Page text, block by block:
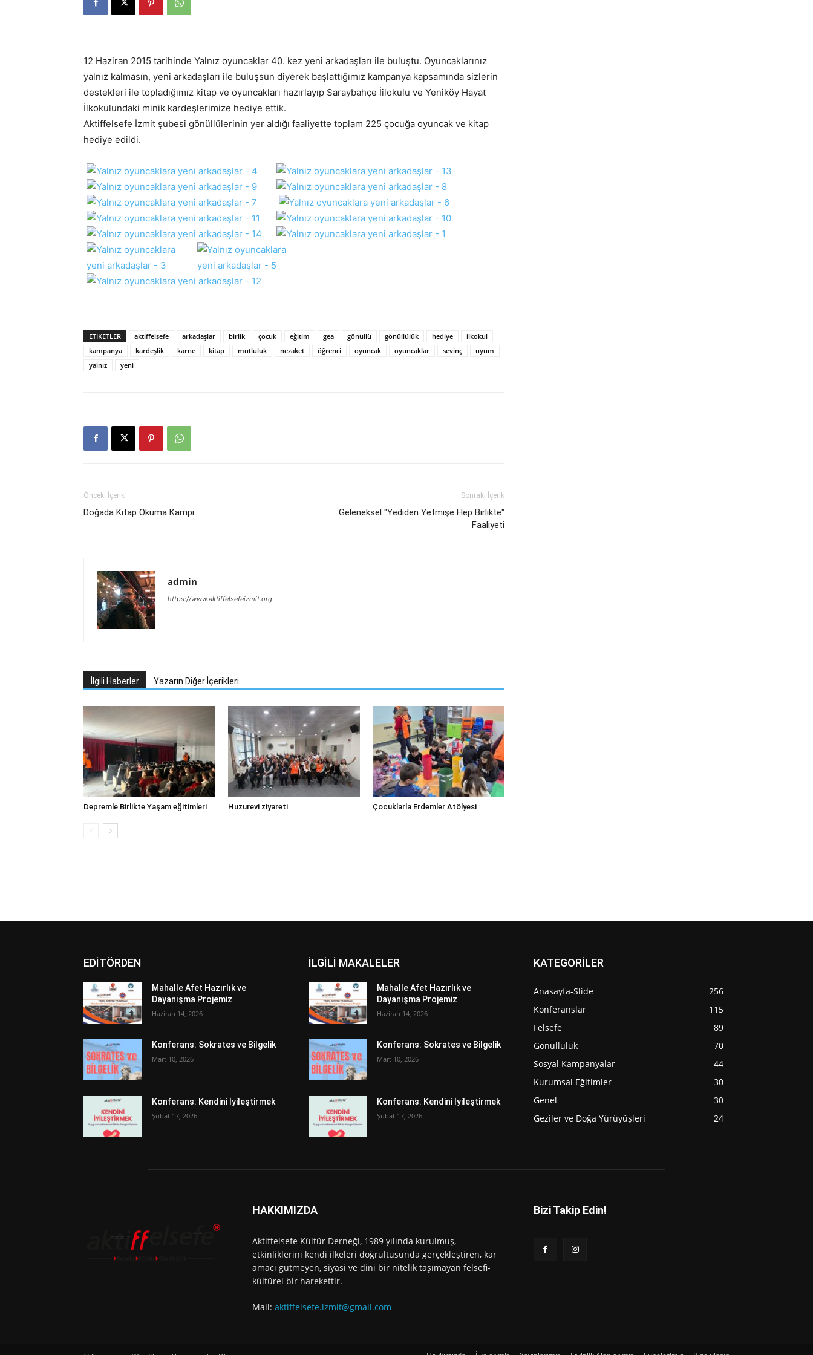
12 Haziran 2015 tarihinde Yalnız oyuncaklar 40. kez yeni arkadaşları ile buluştu. Oyuncaklarınız
yalnız kalmasın, yeni arkadaşları ile buluşsun diyerek başlattığımız kampanya kapsamında sizlerin
destekleri ile topladığımız kitap ve oyuncakları hazırlayıp Saraybahçe İilokulu ve Yeniköy Hayat
İlkokulundaki minik kardeşlerimize hediye ettik.
Aktiffelsefe İzmit şubesi gönüllülerinin yer aldığı faaliyette toplam 225 çocuğa oyuncak ve kitap
hediye edildi.
ETIKETLER aktiffelsefe arkadaşlar birlik çocuk eğitim gea gönüllü gönüllülük hediye
ilkokul
kampanya
kardeşlik karne kitap mutluluk nezaket öğrenci oyuncak oyuncaklar sevinç
uyum
yalnız
yeni
Önceki İçerik
Doğada Kitap Okuma Kampı
Sonraki İçerik
Geleneksel "Yediden Yetmişe Hep Birlikte"
Faaliyeti
admin
https://www.aktiffelsefeizmit.org
İlgili Haberler Yazarın Diğer İçerikleri
Depremle Birlikte Yaşam eğitimleri Huzurevi ziyareti Çocuklarla Erdemler Atölyesi
EDİTÖRDEN
Mahalle Afet Hazırlık ve
Dayanışma Projemiz
Haziran 14, 2026
Konferans: Sokrates ve Bilgelik
Mart 10, 2026
Konferans: Kendini İyileştirmek
Şubat 17, 2026
İLGİLİ MAKALELER
Mahalle Afet Hazırlık ve
Dayanışma Projemiz
Haziran 14, 2026
Konferans: Sokrates ve Bilgelik
Mart 10, 2026
Konferans: Kendini İyileştirmek
Şubat 17, 2026
KATEGORİLER
Anasayfa-Slide
256
Konferanslar
115
Felsefe
89
Gönüllülük
70
Sosyal Kampanyalar
44
Kurumsal Eğitimler
30
Genel
30
Geziler ve Doğa Yürüyüşleri
24
HAKKIMIZDA
Aktiffelsefe Kültür Derneği, 1989 yılında kurulmuş,
etkinliklerini kendi ilkeleri doğrultusunda gerçekleştiren, kar
amacı gütmeyen, siyasi ve dini bir nitelik taşımayan felsefi-
kültürel bir harekettir.
Mail: aktiffelsefe.izmit@gmail.com
Bizi Takip Edin!